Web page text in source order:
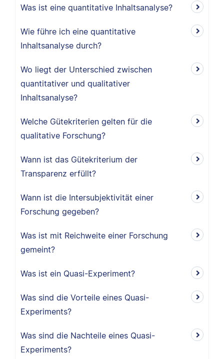
Was ist eine quantitative Inhaltsanalyse?
Wie führe ich eine quantitative
Inhaltsanalyse durch?
Wo liegt der Unterschied zwischen
quantitativer und qualitativer
Inhaltsanalyse?
Welche Gütekriterien gelten für die
qualitative Forschung?
Wann ist das Gütekriterium der
Transparenz erfüllt?
Wann ist die Intersubjektivität einer
Forschung gegeben?
Was ist mit Reichweite einer Forschung
gemeint?
Was ist ein Quasi-Experiment?
Was sind die Vorteile eines Quasi-
Experiments?
Was sind die Nachteile eines Quasi-
Experiments?